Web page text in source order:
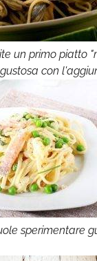
un primo piatto
con
sperimentare